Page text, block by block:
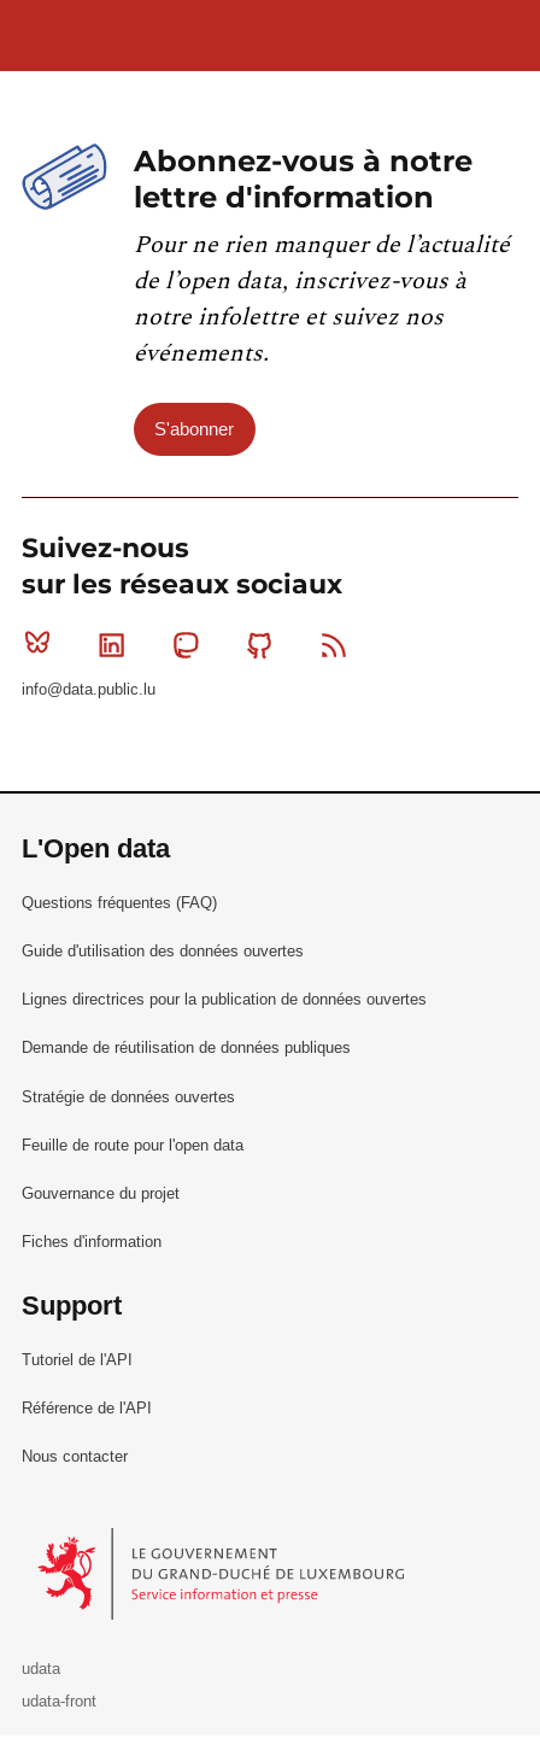
Abonnez-vous à notre
lettre d'information
Pour ne rien manquer de l’actualité
de l’open data, inscrivez-vous à
notre infolettre et suivez nos
événements.
S'abonner
Suivez-nous
sur les réseaux sociaux
Bluesky Linkedin MastodonGithub
info@data.public.lu
L'Open data
Questions fréquentes (FAQ)
Guide d'utilisation des données ouvertes
Lignes directrices pour la publication de données ouvertes
Demande de réutilisation de données publiques
Stratégie de données ouvertes
Feuille de route pour l'open data
Gouvernance du projet
Fiches d'information
Support
Tutoriel de l'API
Référence de l'API
Nous contacter
Le Gouvernement du Grand-Duché de Luxembourg - Service
udata
udata-front